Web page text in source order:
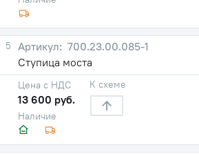
5
700.23.00.085-1
Ступица моста
Наличие
Цена с НДС
13 600 руб.
К схеме